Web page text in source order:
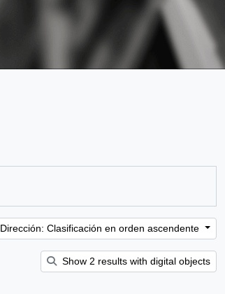
Dirección: Clasificación en orden ascendente
Show 2 results with digital objects